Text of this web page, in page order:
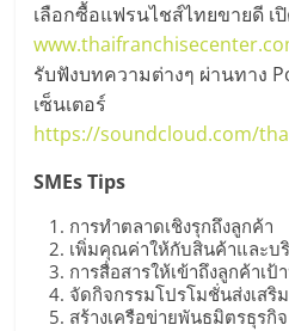
ปรึกษา
การ
ลงทุน
และ
ขยาย
ขา
ไชส์,
ศูนย์
เลือกซื้อแฟรนไชส์ไทยขายดี เ
รับฟังบทความต่างๆ ผ่านทาง
เซ็นเตอร์
https://soundcloud.com/
SMEs Tips
การทำตลาดเชิงรุกถึงลูกค้า
เพิ่มคุณค่าให้กับสินค้าและบ
การสื่อสารให้เข้าถึงลูกค้าเป้
จัดกิจกรรมโปรโมชั่นส่งเสริ
สร้างเครือข่ายพันธมิตรธุรกิจ